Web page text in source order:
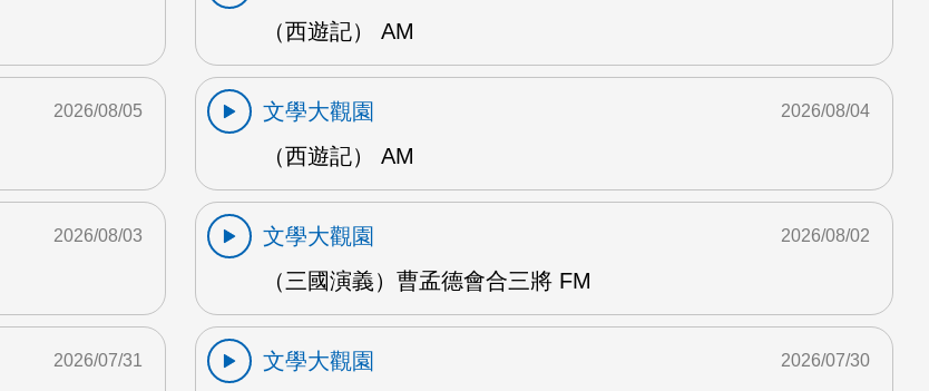
（西遊記） AM
2026/08/05
文學大觀園
（西遊記） AM
2026/08/04
2026/08/03
文學大觀園
（三國演義）曹孟德會合三將 FM
2026/08/02
2026/07/31
文學大觀園
2026/07/30